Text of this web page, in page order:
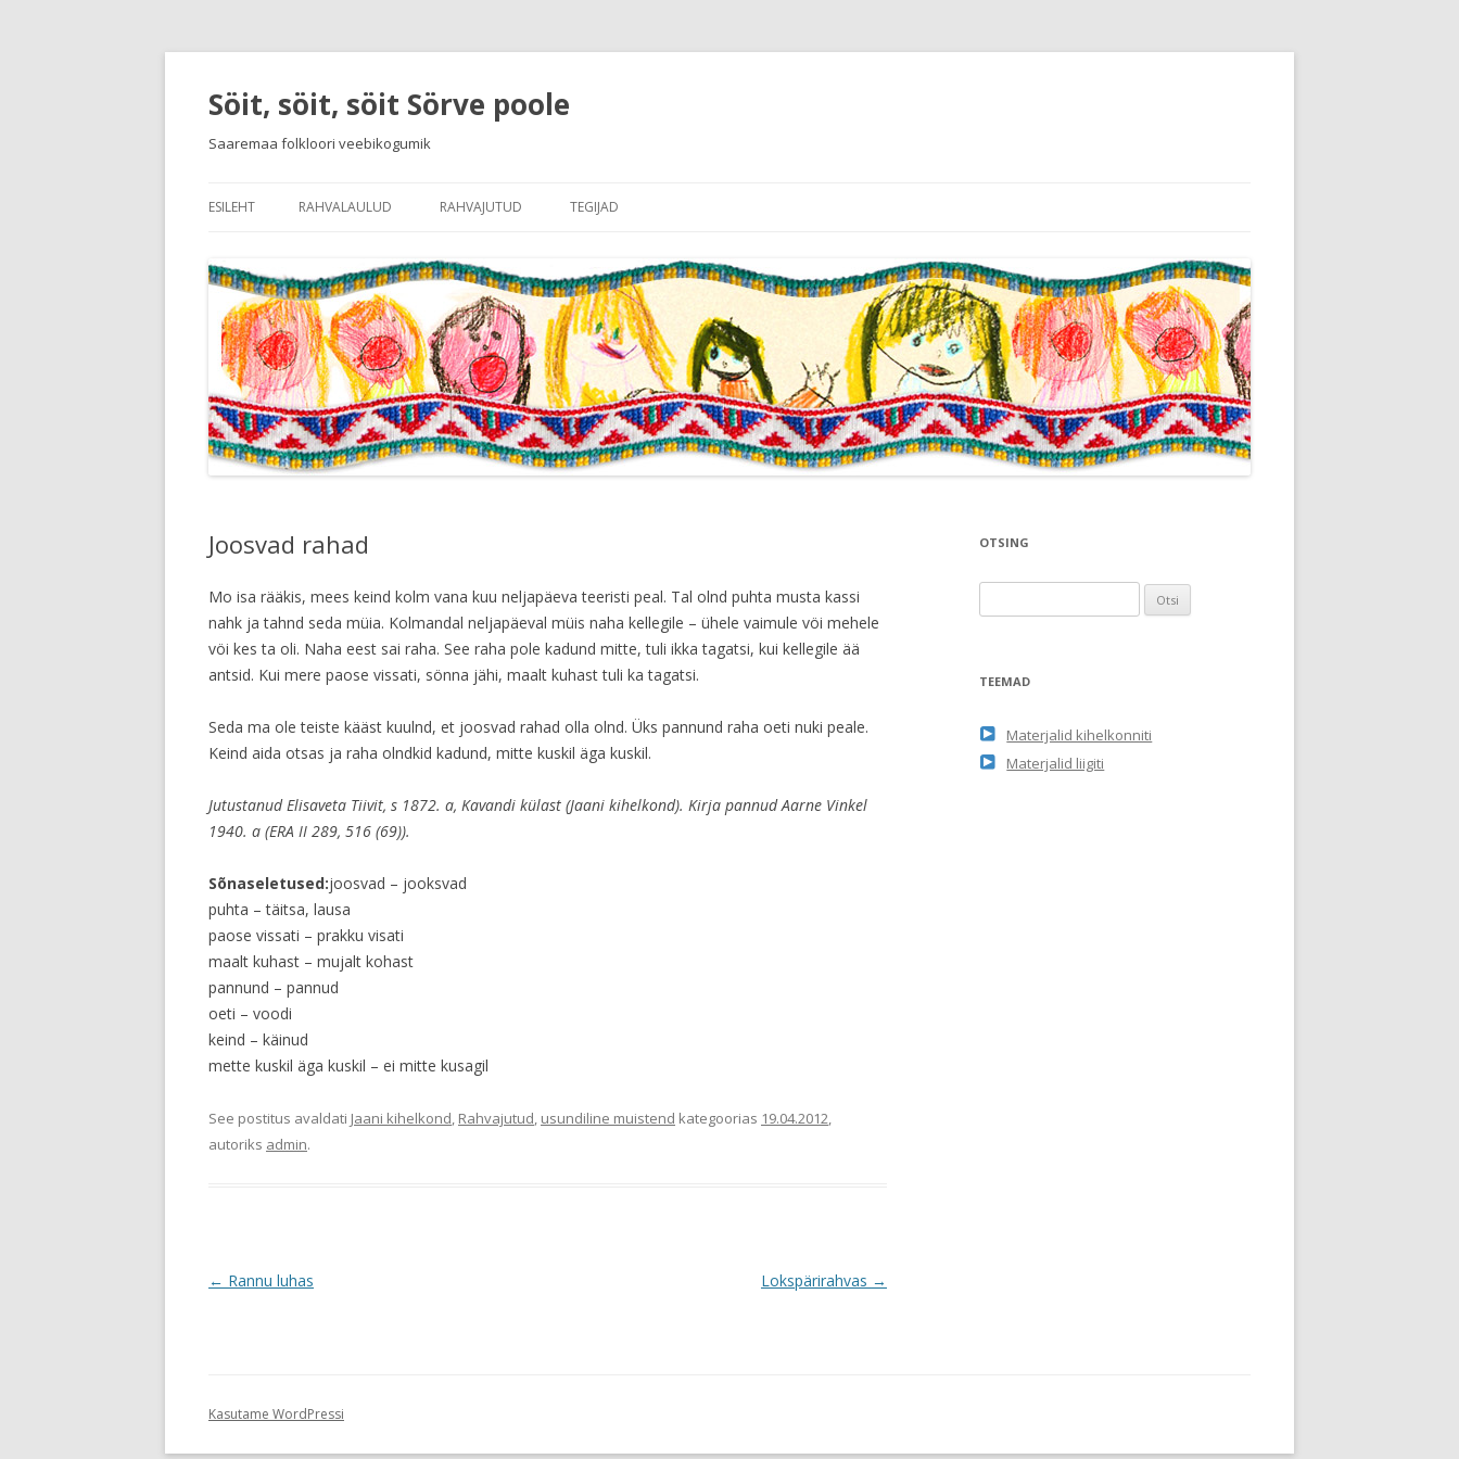
Söit, söit, söit Sörve poole
Saaremaa folkloori veebikogumik
ESILEHT RAHVALAULUD
LAULUDE JA MÄNGUDE NIMEKIRI
RAHVAJUTUD
KEELELINE SISSEJUHATUS
RAHVAJUTTUDELE
RAHVAJUTTUDE NIMEKIRI
TEGIJAD
Joosvad rahad
Mo isa rääkis, mees keind kolm vana kuu neljapäeva teeristi peal. Tal olnd puhta musta kassi
nahk ja tahnd seda müia. Kolmandal neljapäeval müis naha kellegile – ühele vaimule vöi mehele
vöi kes ta oli. Naha eest sai raha. See raha pole kadund mitte, tuli ikka tagatsi, kui kellegile ää
antsid. Kui mere paose vissati, sönna jähi, maalt kuhast tuli ka tagatsi.
Seda ma ole teiste kääst kuulnd, et joosvad rahad olla olnd. Üks pannund raha oeti nuki peale.
Keind aida otsas ja raha olndkid kadund, mitte kuskil äga kuskil.
Jutustanud Elisaveta Tiivit, s 1872. a, Kavandi külast (Jaani kihelkond). Kirja pannud Aarne Vinkel
1940. a (ERA II 289, 516 (69)).
Sõnaseletused:joosvad – jooksvad
puhta – täitsa, lausa
paose vissati – prakku visati
maalt kuhast – mujalt kohast
pannund – pannud
oeti – voodi
keind – käinud
mette kuskil äga kuskil – ei mitte kusagil
See postitus avaldati Jaani kihelkond, Rahvajutud, usundiline muistend kategoorias 19.04.2012,
autoriks admin.
Postituste
← Rannu luhas Lokspärirahvas →
OTSING
t
iTEEMAD
Materjalid kihelkonniti
Materjalid liigiti
Kasutame WordPressi